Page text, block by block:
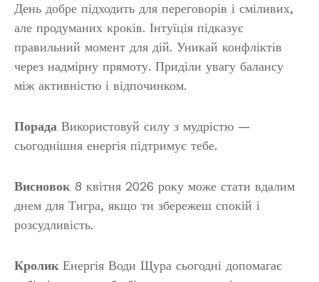
День добре підходить для переговорів і сміливих,
але продуманих кроків. Інтуїція підказує
правильний момент для дій. Уникай конфліктів
через надмірну прямоту. Приділи увагу балансу
між активністю і відпочинком.
Порада Використовуй силу з мудрістю —
сьогоднішня енергія підтримує тебе.
Висновок 8 квітня 2026 року може стати вдалим
днем для Тигра, якщо ти збережеш спокій і
розсудливість.
Кролик Енергія Води Щура сьогодні допомагає